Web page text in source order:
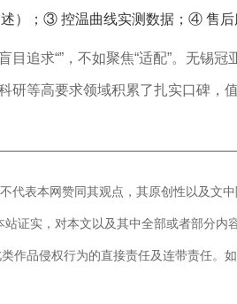
）；③ 控温曲线实测数据；④ 售后
追求“”，不如聚焦“适配”。无锡
等高要求领域积累了扎实口碑，
代表本网赞同其观点，其原创性以及文
证实，对本文以及其中全部或者部分内
作品侵权行为的直接责任及连带责任。